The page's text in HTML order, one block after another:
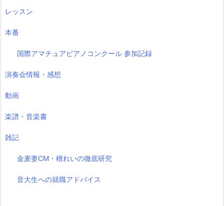
レッスン
本番
国際アマチュアピアノコンクール 参加記録
演奏会情報・感想
動画
楽譜・音楽書
雑記
金麦妻CM・檀れいの徹底研究
音大生への就職アドバイス